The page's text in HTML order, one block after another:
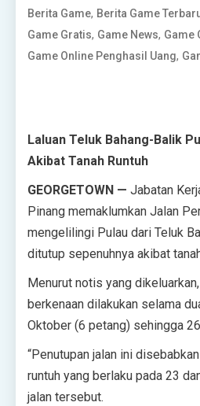
Berita Game, Berita Game
Game Gratis, Game News, Game
Game Online Penghasil Uang,
Laluan Teluk Bahang-Balik
Akibat Tanah Runtuh
GEORGETOWN — Jabatan
Pinang memaklumkan Jalan
mengelilingi Pulau dari Teluk
ditutup sepenuhnya akibat
Menurut notis yang
berkenaan dilakukan selama
Oktober (6 petang) sehingga
“Penutupan jalan ini
runtuh yang berlaku pada 23
jalan tersebut.